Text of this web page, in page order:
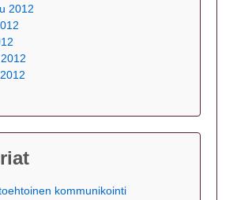
2012
kommunikointi